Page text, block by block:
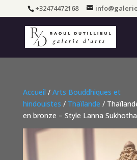
+32474472168
Accueil / Arts Bouddhiques et
hindouistes / Thaïlande /
en bronze – Style Lanna